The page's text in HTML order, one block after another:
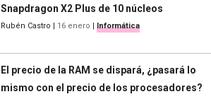
Snapdragon X2 Plus de 10 núcleos
Rubén Castro | 16 enero | Informática
El precio de la RAM se dispará, ¿pasará lo
mismo con el precio de los procesadores?